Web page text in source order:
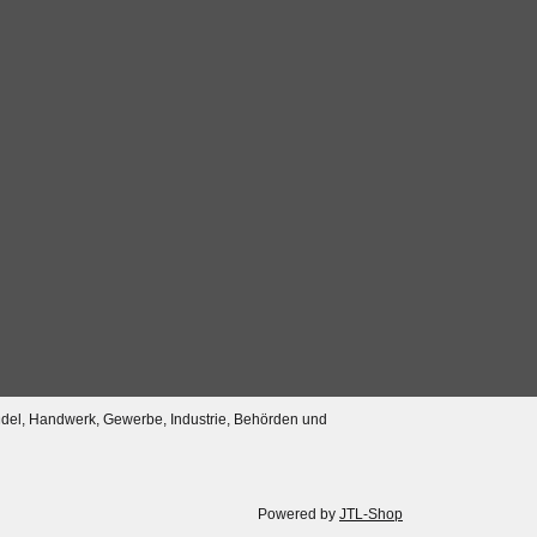
Handwerk, Gewerbe, Industrie, Behörden und
Powered by JTL-Shop